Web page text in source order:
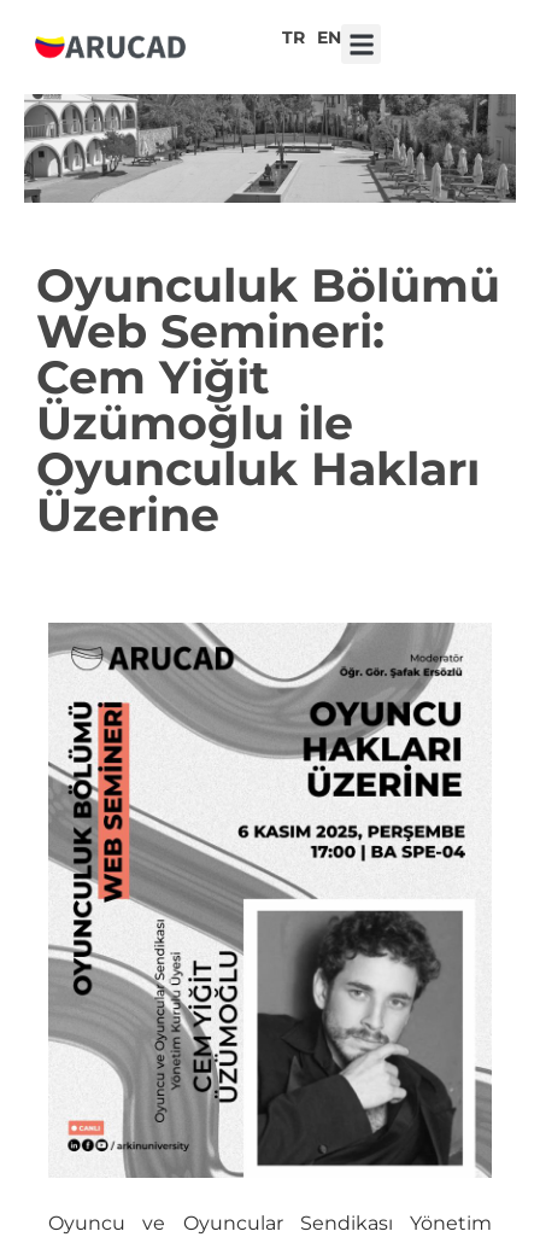
TR EN
Oyunculuk Bölümü
Web Semineri:
Cem Yiğit
Üzümoğlu ile
Oyunculuk Hakları
Üzerine
Oyuncu ve Oyuncular Sendikası Yönetim